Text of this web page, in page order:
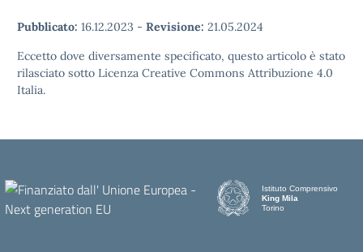
Pubblicato: 16.12.2023 - Revisione: 21.05.2024
Eccetto dove diversamente specificato, questo articolo è stato
rilasciato sotto Licenza Creative Commons Attribuzione 4.0
Italia.
Istituto Comprensivo
King Mila
Torino